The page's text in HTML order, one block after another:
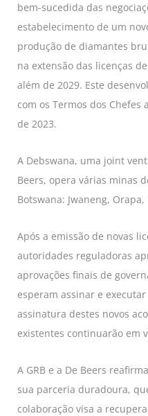
bem-sucedida das
estabelecimento de um
produção de diamantes
na extensão das licenças
além de 2029. Este
com os Termos dos
de 2023.
A Debswana, uma joint
Beers, opera várias minas
Botswana: Jwaneng,
Após a emissão de novas
autoridades reguladoras
aprovações finais de
esperam assinar e
assinatura destes novos
existentes continuarão em
A GRB e a De Beers
sua parceria duradoura,
colaboração visa a